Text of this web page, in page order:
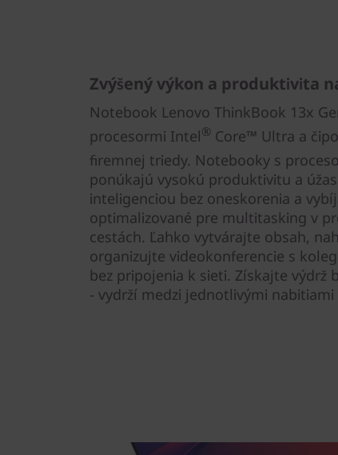
Zvýšený výkon a produktivita
Notebook Lenovo ThinkBook 13x
procesormi Intel® Core™ Ultra a
firemnej triedy. Notebooky s
ponúkajú vysokú produktivitu a
inteligenciou bez oneskorenia a
optimalizované pre multitasking v
cestách. Ľahko vytvárajte obsah,
organizujte videokonferencie s
bez pripojenia k sieti. Získajte výdrž
- vydrží medzi jednotlivými nabitiami